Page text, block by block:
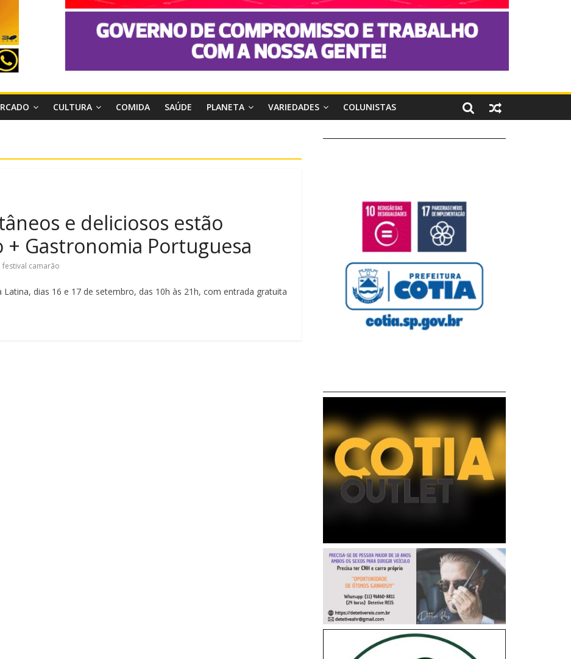
CULTURA COMIDA SAÚDE PLANETA VARIEDADES COLUNISTAS
e deliciosos estão
+ Gastronomia Portuguesa
festival camarão
dias 16 e 17 de setembro, das 10h às 21h, com entrada gratuita